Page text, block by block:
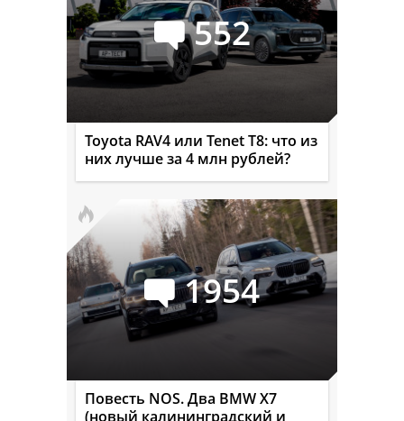
552
Toyota RAV4 или Tenet T8: что из
них лучше за 4 млн рублей?
1954
Повесть NOS. Два BMW X7
(новый калининградский и